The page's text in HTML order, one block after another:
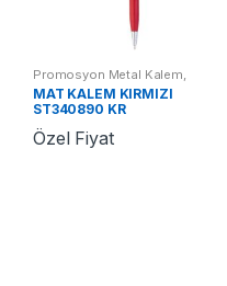
Promosyon Metal Kalem
Promosyon Kalemler
MAT KALEM KIRMIZI
ST340890 KR
Özel Fiyat